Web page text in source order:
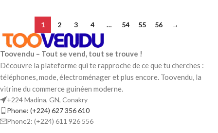
1 2 3 4 … 54 55 56 →
Toovendu – Tout se vend, tout se trouve !
Découvre la plateforme qui te rapproche de ce que tu cherches :
téléphones, mode, électroménager et plus encore. Toovendu, la
vitrine du commerce guinéen moderne.
+224 Madina, GN, Conakry
Phone: (+224) 627 356 610
Phone2: (+224) 611 926 556